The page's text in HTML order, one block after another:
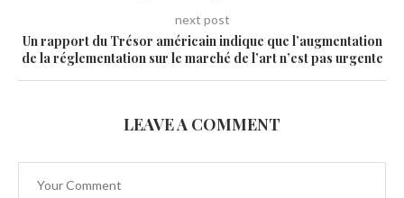
next post
Un rapport du Trésor américain indique que l’augmentation
de la réglementation sur le marché de l’art n’est pas urgente
LEAVE A COMMENT